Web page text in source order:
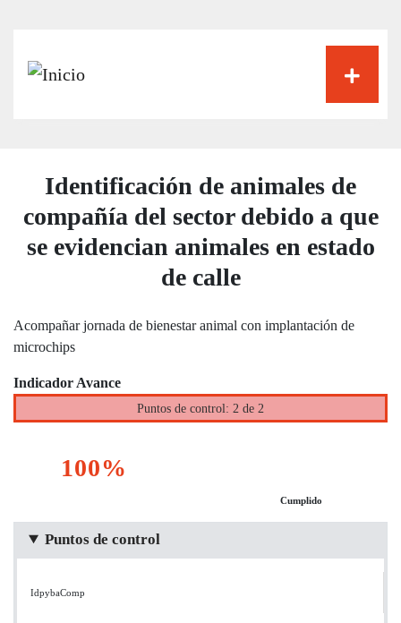
Identificación de animales de
compañía del sector debido a que
se evidencian animales en estado
de calle
Acompañar jornada de bienestar animal con implantación de
microchips
Indicador Avance
Puntos de control: 2 de 2
100%
Cumplido
Puntos de control
IdpybaComp